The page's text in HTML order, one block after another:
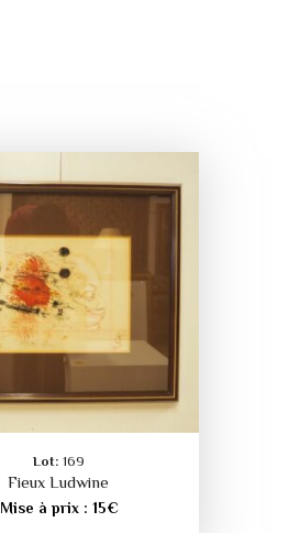
Lot: 169
Fieux Ludwine
Mise à prix : 15€